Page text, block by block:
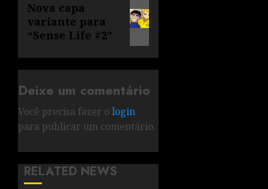
Nova capa
variante para
“Sense Life #2”
Deixe um comentário
Você precisa fazer o login
para publicar um comentário.
RELATED NEWS